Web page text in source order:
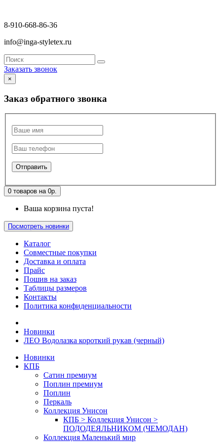
8-910-668-86-36
info@inga-styletex.ru
Заказать звонок
×
Заказ обратного звонка
0 товаров на 0р.
Ваша корзина пуста!
Посмотреть новинки
Каталог
Совместные покупки
Доставка и оплата
Прайс
Пошив на заказ
Таблицы размеров
Контакты
Политика конфиденциальности
Новинки
ЛЕО Водолазка короткий рукав (черный)
Новинки
КПБ
Сатин премиум
Поплин премиум
Поплин
Перкаль
Коллекция Унисон
КПБ > Коллекция Унисон >
ПОДОДЕЯЛЬНИКОМ (ЧЕМОДАН)
Коллекция Маленький мир